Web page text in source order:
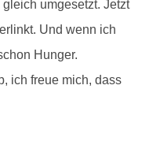
umgesetzt. Jetzt
Und wenn ich
Hunger.
ich freue mich, dass